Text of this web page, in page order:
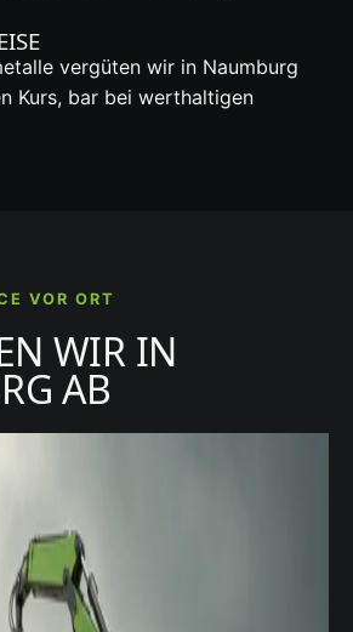
vergüten wir in Naumburg
Kurs, bar bei werthaltigen
VOR ORT
WIR IN
AB